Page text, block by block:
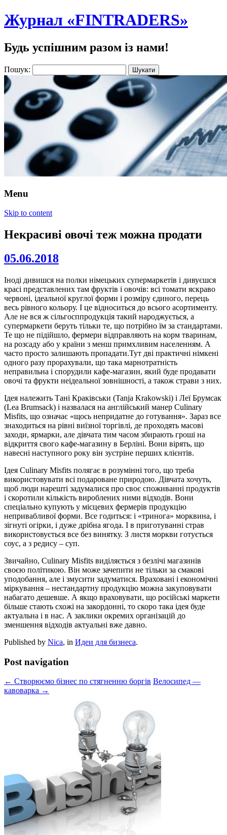
Журнал «FINTRADERS»
Будь успішним разом із нами!
Пошук:
Menu
Skip to content
Некрасиві овочі теж можна продати
05.06.2018
Іноді дивишся на полки німецьких супермаркетів і дивуєшся
красі представлених там фруктів і овочів: всі томати яскраво
червоні, ідеальної круглої форми і розміру єдиного, перець
весь рівного кольору. І це відноситься до всього асортименту.
Але не вся ж сільгосппродукція такий народжується, а
супермаркети беруть тільки те, що потрібно їм за стандартами.
Те що не підійшло, фермери відправляють на корм тваринам,
на розсаду або у країни з менш примхливим населенням. А
часто просто залишають пропадати.Тут дві практичні німкені
одного разу прорахували, що така марнотратність
неправильна і спорудили кафе-магазин, який буде продавати
овочі та фрукти неідеальної зовнішності, а також страви з них.
Ідея належить Тані Краківськи (Tanja Krakowski) і Леї Брумсак
(Lea Brumsack) і назвалася на англійський манер Culinary
Misfits, що означає «щось непридатне до готування». Зараз все
знаходиться на рівні виїзної торгівлі, де проходять масові
заходи, ярмарки, але дівчата тим часом збирають гроші на
відкриття свого кафе-магазину в Берліні. Вони вірять, що
навесні наступного року він зустріне перших клієнтів.
Ідея Culinary Misfits полягає в розумінні того, що треба
використовувати всі подароване природою. Дівчата хочуть,
щоб люди нарешті задумалися про своє споживанні продуктів
і скоротили кількість вироблених ними відходів. Вони
спеціально купують у місцевих фермерів продукцію
непривабливої форми. Все годиться: і «тринога» морквина, і
зігнуті огірки, і дуже дрібна ягода. І в приготуванні страв
використовується все без винятку. З листя моркви готується
соус, а з редису – суп.
Звичайно, Culinary Misfits виділяється з безлічі магазинів
своєю політикою. Він може зачепити не тільки за смакові
уподобання, але і змусити задуматися. Враховані і економічні
міркування – нестандартну продукцію можна закуповувати
набагато дешевше. А якщо враховувати, що російські маркети
більше стають схожі на закордонні, то скоро така ідея буде
актуальна і в нас. А заклики окремих організацій до
зменшення відходів актуальні вже давно.
Published by Nica, in Идеи для бизнеса.
Post navigation
← Створюємо бізнес по стягненню боргів Велосипед —
кавоварка →